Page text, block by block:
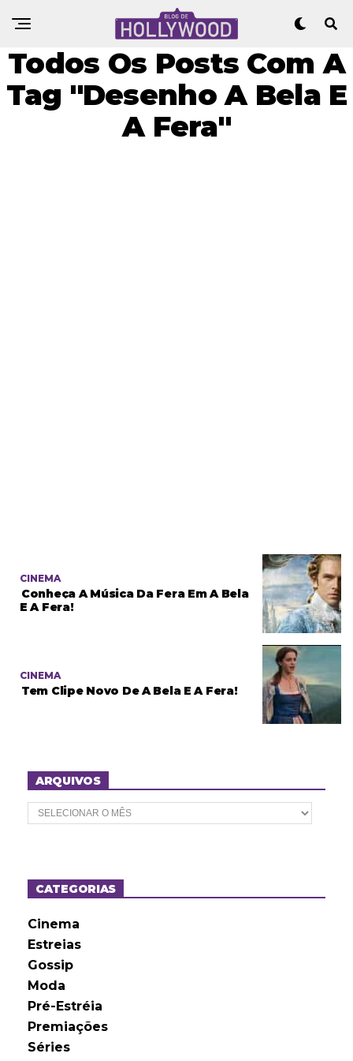
Todos Os Posts Com A
Tag "Desenho A Bela E
A Fera"
CINEMA
Conheça A Música Da Fera Em A Bela
E A Fera!
CINEMA
Tem Clipe Novo De A Bela E A Fera!
ARQUIVOS
A
r
o
sCATEGORIAS
Cinema
Estreias
Gossip
Moda
Pré-Estréia
Premiações
Séries